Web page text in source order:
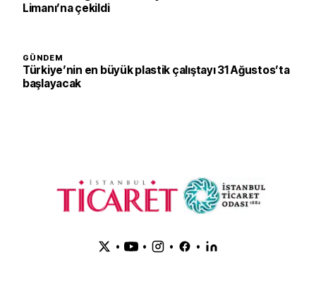
Limanı’na çekildi
GÜNDEM
Türkiye’nin en büyük plastik çalıştayı 31 Ağustos’ta
başlayacak
• • • •